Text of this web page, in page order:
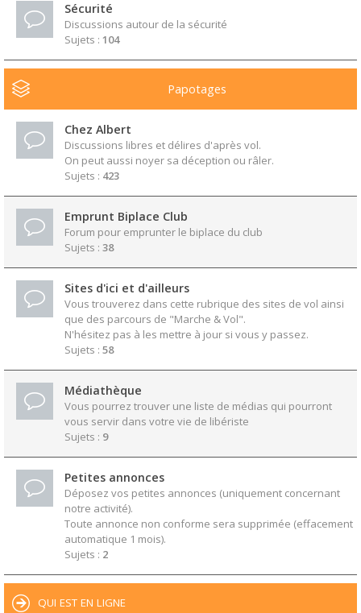
Sécurité
Discussions autour de la sécurité
Sujets : 104
Papotages
Chez Albert
Discussions libres et délires d'après vol.
On peut aussi noyer sa déception ou râler.
Sujets : 423
Emprunt Biplace Club
Forum pour emprunter le biplace du club
Sujets : 38
Sites d'ici et d'ailleurs
Vous trouverez dans cette rubrique des sites de vol ainsi
que des parcours de "Marche & Vol".
N'hésitez pas à les mettre à jour si vous y passez.
Sujets : 58
Médiathèque
Vous pourrez trouver une liste de médias qui pourront
vous servir dans votre vie de libériste
Sujets : 9
Petites annonces
Déposez vos petites annonces (uniquement concernant
notre activité).
Toute annonce non conforme sera supprimée (effacement
automatique 1 mois).
Sujets : 2
QUI EST EN LIGNE